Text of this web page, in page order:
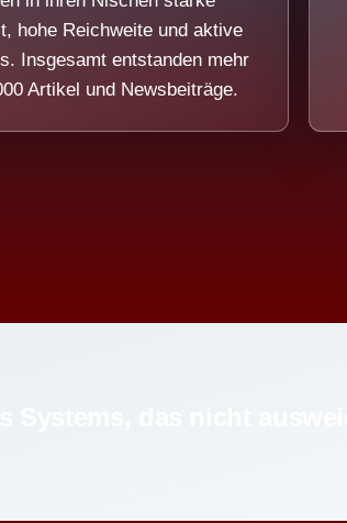
hohe Reichweite und aktive
Insgesamt entstanden mehr
Artikel und Newsbeiträge.